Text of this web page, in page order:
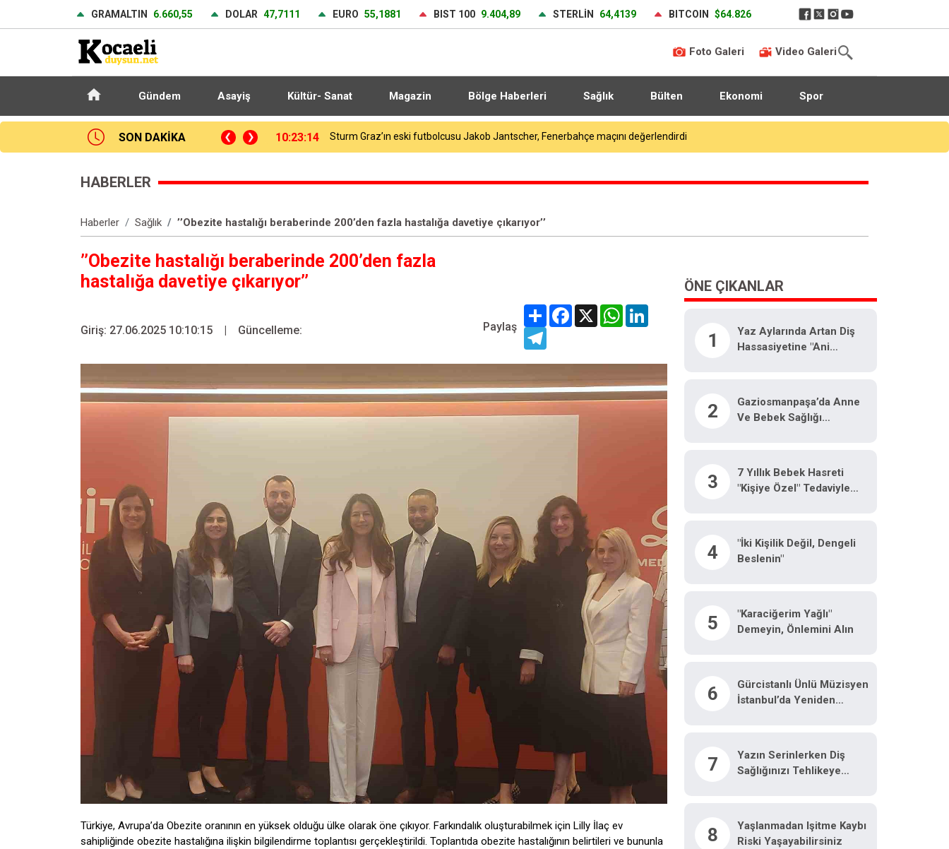
GRAMALTIN 6.660,55 DOLAR 47,7111 EURO 55,1881 BIST 100 9.404,89 STERLİN 64,4139 BITCOIN $64.826
Foto Galeri Video Galeri
Gündem Asayiş Kültür- Sanat Magazin Bölge Haberleri Sağlık Bülten Ekonomi Spor
SON DAKİKA
Jakob Jantscher, Fenerbahçe maçını değerlendirdi 09:53:26 Kapalıçarşı’da altınlarını bozdurmaya gitmişti: Namaz kıldığı camide çantası çalındı
HABERLER
Haberler Sağlık ’’Obezite hastalığı beraberinde 200’den fazla hastalığa davetiye çıkarıyor’’
’’Obezite hastalığı beraberinde 200’den fazla
hastalığa davetiye çıkarıyor’’
Giriş: 27.06.2025 10:10:15 | Güncelleme: Paylaş
ShareFacebook
X WhatsAppLinkedIn
Telegram
Türkiye, Avrupa’da Obezite oranının en yüksek olduğu ülke olarak öne çıkıyor. Farkındalık oluşturabilmek için Lilly İlaç ev
sahipliğinde obezite hastalığına ilişkin bilgilendirme toplantısı gerçekleştirildi. Toplantıda obezite hastalığının belirtileri ve bununla
ÖNE ÇIKANLAR
1
Yaz Aylarında Artan Diş
Hassasiyetine "ani
2
Gaziosmanpaşa’da Anne
Ve Bebek Sağlığı
3
7 Yıllık Bebek Hasreti
"kişiye Özel" Tedaviyle
4
"İki Kişilik Değil, Dengeli
Beslenin"
5
"Karaciğerim Yağlı"
Demeyin, Önlemini Alın
6
Gürcistanlı Ünlü Müzisyen
İstanbul’da Yeniden
Çıkacağım"
7
Yazın Serinlerken Diş
Sağlığınızı Tehlikeye
8
Yaşlanmadan Işitme Kaybı
Riski Yaşayabilirsiniz